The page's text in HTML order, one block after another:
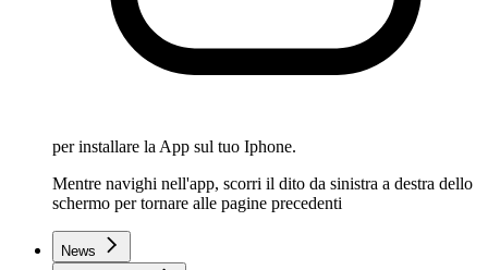
per installare la App sul tuo Iphone.
Mentre navighi nell'app, scorri il dito da sinistra a destra dello
schermo per tornare alle pagine precedenti
News